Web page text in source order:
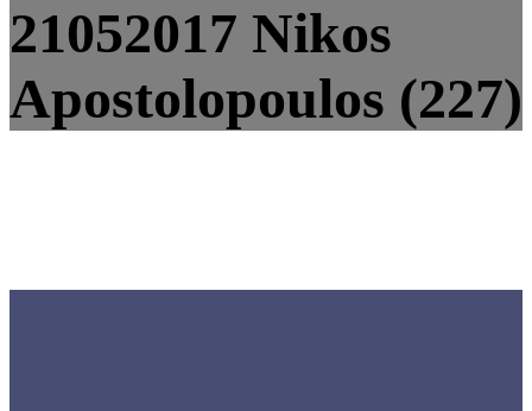
21052017 Nikos
Apostolopoulos (227)